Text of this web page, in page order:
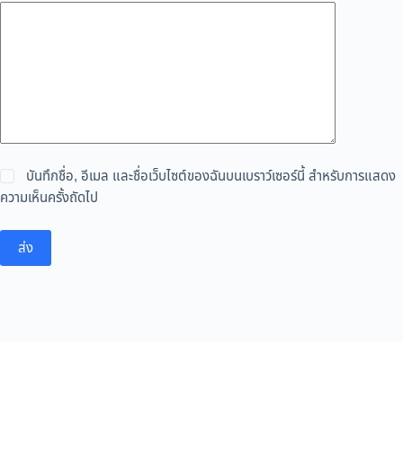
บันทึกชื่อ, อีเมล และชื่อเว็บไซต์ของฉันบนเบราว์เซอร์นี้ สำหรับการแสดง
ความเห็นครั้งถัดไป
ส่ง